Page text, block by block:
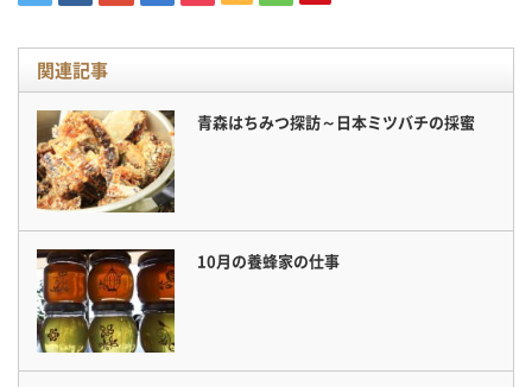
関連記事
青森はちみつ探訪～日本ミツバチの採蜜
10月の養蜂家の仕事